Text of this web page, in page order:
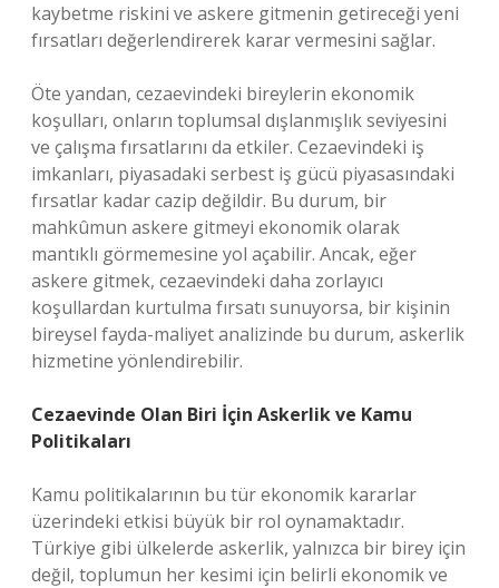
kaybetme riskini ve askere gitmenin getireceği yeni
fırsatları değerlendirerek karar vermesini sağlar.
Öte yandan, cezaevindeki bireylerin ekonomik
koşulları, onların toplumsal dışlanmışlık seviyesini
ve çalışma fırsatlarını da etkiler. Cezaevindeki iş
imkanları, piyasadaki serbest iş gücü piyasasındaki
fırsatlar kadar cazip değildir. Bu durum, bir
mahkûmun askere gitmeyi ekonomik olarak
mantıklı görmemesine yol açabilir. Ancak, eğer
askere gitmek, cezaevindeki daha zorlayıcı
koşullardan kurtulma fırsatı sunuyorsa, bir kişinin
bireysel fayda-maliyet analizinde bu durum, askerlik
hizmetine yönlendirebilir.
Cezaevinde Olan Biri İçin Askerlik ve Kamu
Politikaları
Kamu politikalarının bu tür ekonomik kararlar
üzerindeki etkisi büyük bir rol oynamaktadır.
Türkiye gibi ülkelerde askerlik, yalnızca bir birey için
değil, toplumun her kesimi için belirli ekonomik ve